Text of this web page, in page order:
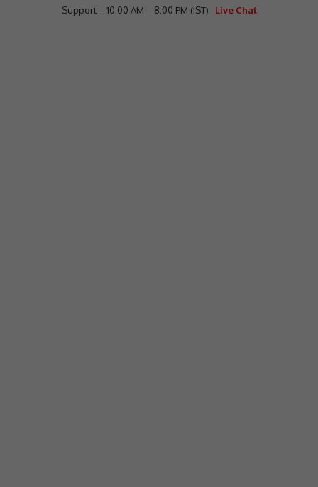
Support – 10:00 AM – 8:00 PM (IST) Live Chat